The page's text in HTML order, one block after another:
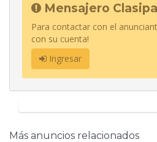
Mensajero
Para contactar con el
con su cuenta!
Ingresar
Más anuncios relacionados